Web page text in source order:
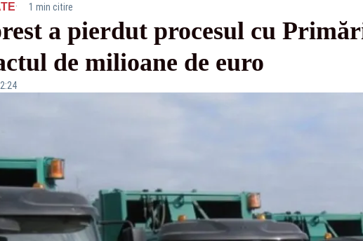
· 1 min citire
a pierdut procesul cu
de milioane de euro